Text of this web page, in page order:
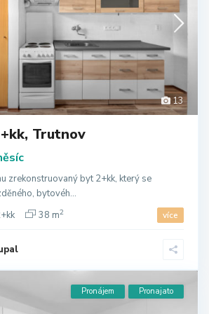
13
Trutnov
zrekonstruovaný byt 2+kk, který se
bytovéh...
38 m2 více
Pronájem Pronajato